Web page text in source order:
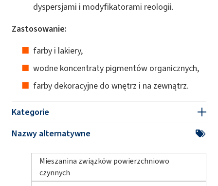
dyspersjami i modyfikatorami reologii.
Zastosowanie:
farby i lakiery,
wodne koncentraty pigmentów organicznych,
farby dekoracyjne do wnętrz i na zewnątrz.
Kategorie
Nazwy alternatywne
Mieszanina związków powierzchniowo
czynnych